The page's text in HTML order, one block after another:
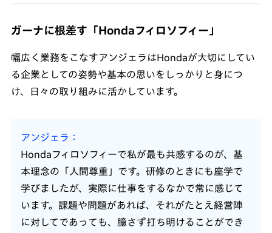
ガーナに根差す「Hondaフィロソフィー」
幅広く業務をこなすアンジェラはHondaが大切にしてい
る企業としての姿勢や基本の思いをしっかりと身につ
け、日々の取り組みに活かしています。
アンジェラ
Hondaフィロソフィーで私が最も共感するのが、基
本理念の「人間尊重」です。研修のときにも座学で
学びましたが、実際に仕事をするなかで常に感じて
います。課題や問題があれば、それがたとえ経営陣
に対してであっても、臆さず打ち明けることができ